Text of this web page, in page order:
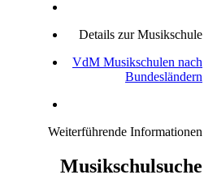
Details zur Musikschule
VdM Musikschulen nach
Bundesländern
Weiterführende Informationen
Musikschulsuche